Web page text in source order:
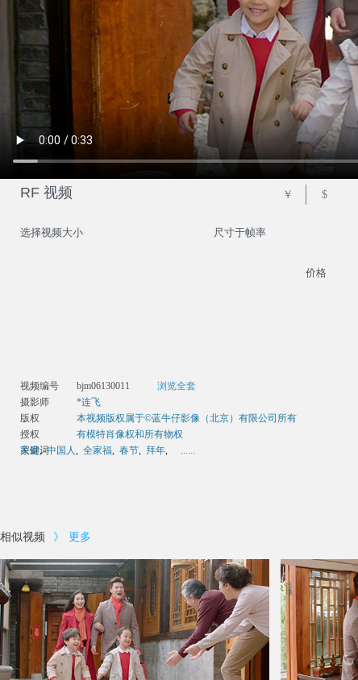
选择视频大小 尺寸于帧率
价格
RF 视频 ￥ $
视频编号 bjm06130011
浏览全套
摄影师
*连飞
版权
本视频版权属于©蓝牛仔影像（北京）有限公司所有
授权
有模特肖像权和所有物权
关键词
家庭,中国人, 全家福, 春节, 拜年, ......
相似视频 》 更多